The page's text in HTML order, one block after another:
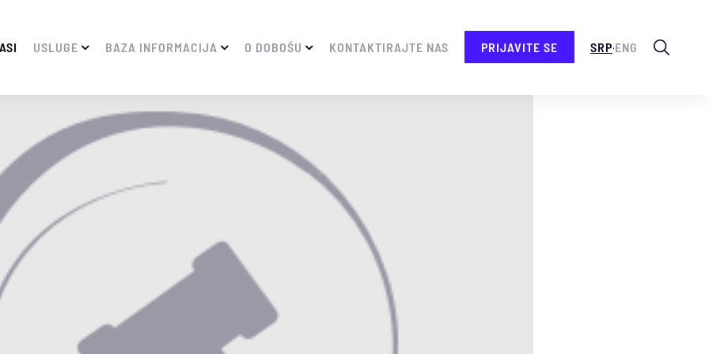
USLUGE BAZA INFORMACIJA O DOBOŠU KONTAKTIRAJTE NAS PRIJAVITE SE SRP.ENG